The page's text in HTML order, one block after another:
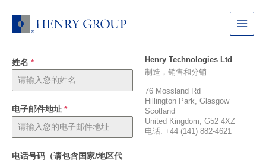
Main
姓名 *
电子邮件地址 *
电话号码（请包含国家/地区代
Henry Technologies Ltd
制造，销售和分销
76 Mossland Rd
Hillington Park, Glasgow
Scotland
United Kingdom, G52 4XZ
电话: +44 (141) 882-4621